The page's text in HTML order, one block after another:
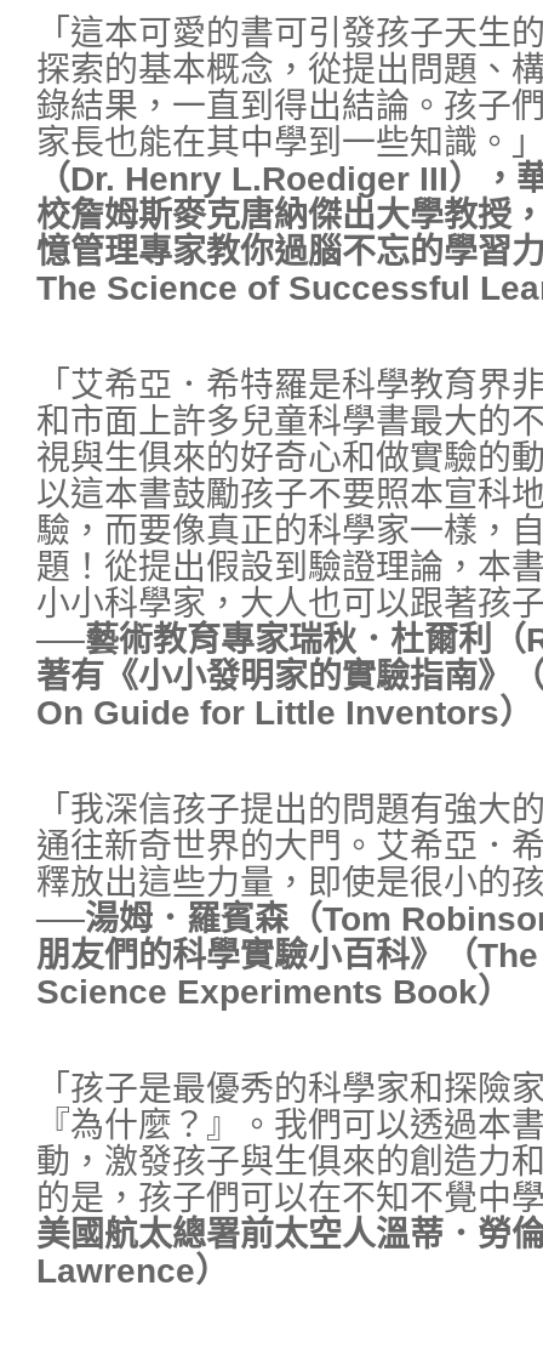
「這本可愛的書可引發孩子天生
探索的基本概念，從提出問題、
錄結果，一直到得出結論。孩子
家長也能在其中學到一些知識。
（Dr. Henry L.Roediger III），
校詹姆斯麥克唐納傑出大學教授
憶管理專家教你過腦不忘的學習
The Science of Successful
「艾希亞．希特羅是科學教育界
和市面上許多兒童科學書最大的
視與生俱來的好奇心和做實驗的
以這本書鼓勵孩子不要照本宣科
驗，而要像真正的科學家一樣，
題！從提出假設到驗證理論，本
小小科學家，大人也可以跟著孩
──藝術教育專家瑞秋．杜爾利
著有《小小發明家的實驗指南》
On Guide for Little Inventors）
「我深信孩子提出的問題有強大
通往新奇世界的大門。艾希亞．
釋放出這些力量，即使是很小的
──湯姆．羅賓森（Tom
朋友們的科學實驗小百科》（
Science Experiments Book）
「孩子是最優秀的科學家和探險
『為什麼？』。我們可以透過本
動，激發孩子與生俱來的創造力
的是，孩子們可以在不知不覺中
美國航太總署前太空人溫蒂．勞
Lawrence）